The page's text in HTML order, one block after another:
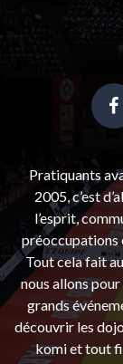
Pratiquants
2005, c’est
l’esprit,
préoccupations
Tout cela fait
nous allons
grands
découvrir les
komi et tout